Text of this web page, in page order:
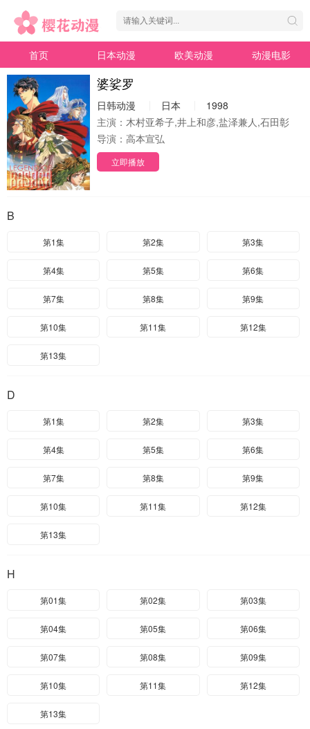
首页 日本动漫 欧美动漫 动漫电影
婆娑罗
日韩动漫 日本
1998
主演： 木村亚希子,井上和彦,盐泽兼人,石田彰
导演： 高本宣弘
立即播放
B
第1集 第2集 第3集
第4集 第5集 第6集
第7集 第8集 第9集
第10集 第11集 第12集
第13集
D
第1集 第2集 第3集
第4集 第5集 第6集
第7集 第8集 第9集
第10集 第11集 第12集
第13集
H
第01集 第02集 第03集
第04集 第05集 第06集
第07集 第08集 第09集
第10集 第11集 第12集
第13集